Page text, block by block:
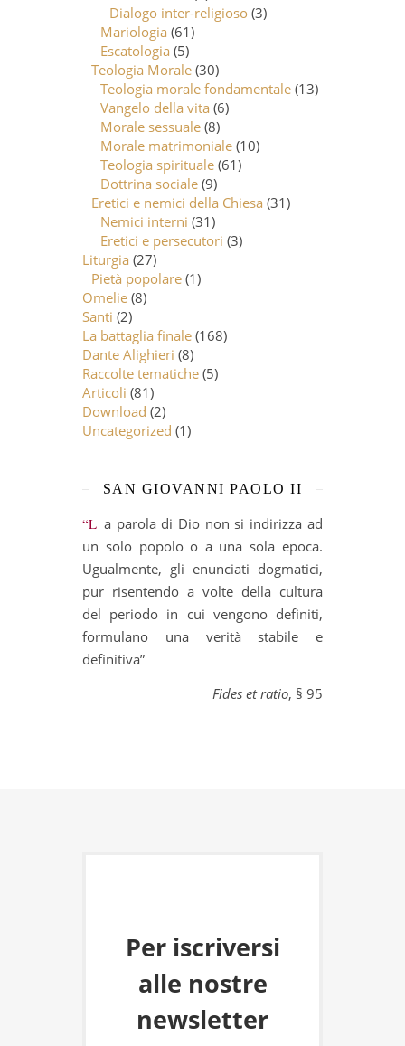
Dialogo inter-religioso (3)
Mariologia (61)
Escatologia (5)
Teologia Morale (30)
Teologia morale fondamentale (13)
Vangelo della vita (6)
Morale sessuale (8)
Morale matrimoniale (10)
Teologia spirituale (61)
Dottrina sociale (9)
Eretici e nemici della Chiesa (31)
Nemici interni (31)
Eretici e persecutori (3)
Liturgia (27)
Pietà popolare (1)
Omelie (8)
Santi (2)
La battaglia finale (168)
Dante Alighieri (8)
Raccolte tematiche (5)
Articoli (81)
Download (2)
Uncategorized (1)
SAN GIOVANNI PAOLO II
“La parola di Dio non si indirizza ad
un solo popolo o a una sola epoca.
Ugualmente, gli enunciati dogmatici,
pur risentendo a volte della cultura
del periodo in cui vengono definiti,
formulano una verità stabile e
definitiva”
Fides et ratio, § 95
Per iscriversi
alle nostre
newsletter